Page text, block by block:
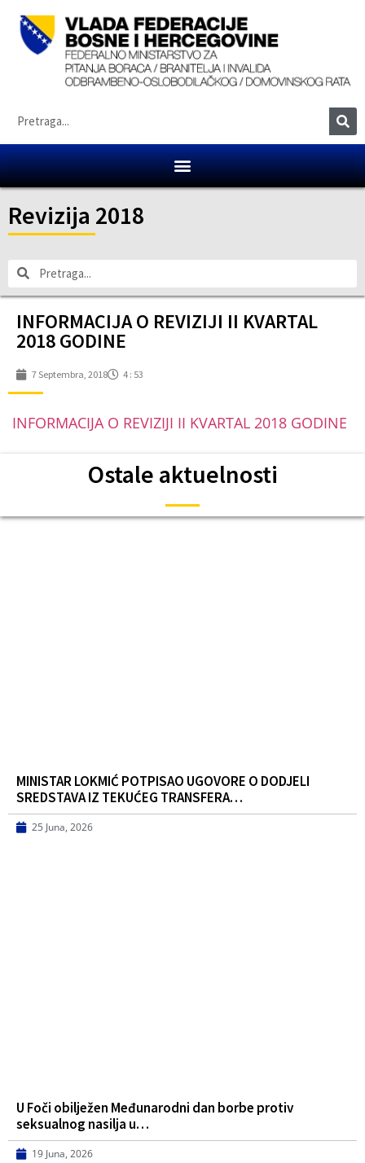
Revizija 2018
INFORMACIJA O REVIZIJI II KVARTAL
2018 GODINE
7 Septembra, 2018 4 : 53
INFORMACIJA O REVIZIJI II KVARTAL 2018 GODINE
Ostale aktuelnosti
MINISTAR LOKMIĆ POTPISAO UGOVORE O DODJELI
SREDSTAVA IZ TEKUĆEG TRANSFERA…
25 Juna, 2026
U Foči obilježen Međunarodni dan borbe protiv
seksualnog nasilja u…
19 Juna, 2026